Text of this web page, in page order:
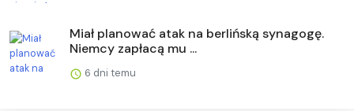
Miał planować atak na berlińską synagogę.
Niemcy zapłacą mu ...
6 dni temu